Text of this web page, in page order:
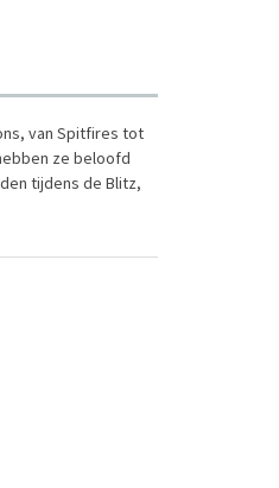
van Spitfires tot
ze beloofd
tijdens de Blitz,